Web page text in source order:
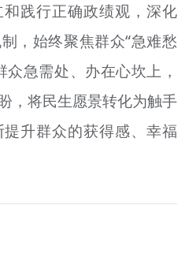
践行正确政绩观，深化
，始终聚焦群众“急难愁
急需处、办在心坎上，
，将民生愿景转化为触手
升群众的获得感、幸福